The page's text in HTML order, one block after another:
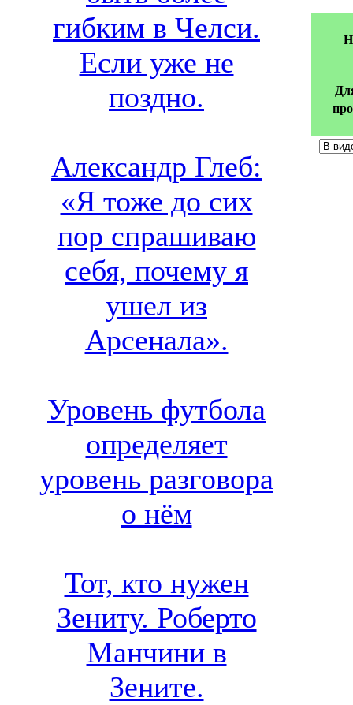
гибким в Челси.
Если уже не
поздно.
Александр Глеб:
«Я тоже до сих
пор спрашиваю
себя, почему я
ушел из
Арсенала».
Уровень футбола
определяет
уровень разговора
о нём
Тот, кто нужен
Зениту. Роберто
Манчини в
Зените.